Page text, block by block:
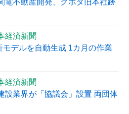
経済新聞
デルを自動生成 1カ月の作業
経済新聞
設業界が「協議会」設置 両団体